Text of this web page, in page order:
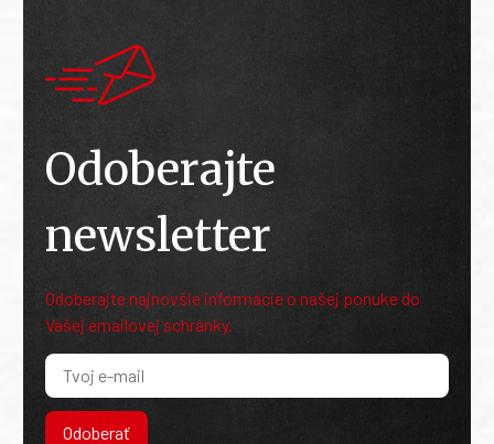
Odoberajte
newsletter
Odoberajte najnovšie informácie o našej ponuke do
Vašej emailovej schránky.
Odoberať